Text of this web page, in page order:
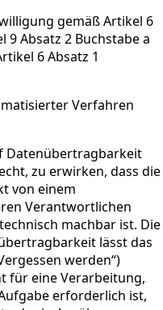
gemäß Artikel 6
9 Absatz 2 Buchstabe a
6 Absatz 1
Verfahren
Datenübertragbarkeit
zu erwirken, dass die
von einem
Verantwortlichen
machbar ist. Die
lässt das
werden“)
für eine Verarbeitung,
erforderlich ist,